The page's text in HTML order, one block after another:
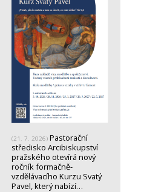
(21. 7. 2026) Pastorační
středisko Arcibiskupství
pražského otevírá nový
ročník formačně-
vzdělávacího Kurzu Svatý
Pavel, který nabízí…